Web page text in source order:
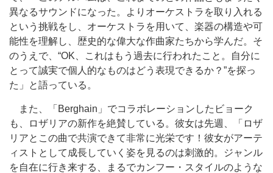
異なるサウンドになった。よりオーケストラを取り入れる
という挑戦をし、オーケストラを用いて、楽器の構造や可
能性を理解し、歴史的な偉大な作曲家たちから学んだ。そ
のうえで、“OK、これはもう過去に行われたこと。自分に
とって誠実で個人的なものはどう表現できるか？”を探っ
た」と語っている。
また、「Berghain」でコラボレーションしたビョーク
も、ロザリアの新作を絶賛している。彼女は先週、「ロザ
リアとこの曲で共演できて非常に光栄です！彼女がアーテ
ィストとして成長していく姿を見るのは刺激的。ジャンル
を自在に行き来する、まるでカンフー・スタイルのような